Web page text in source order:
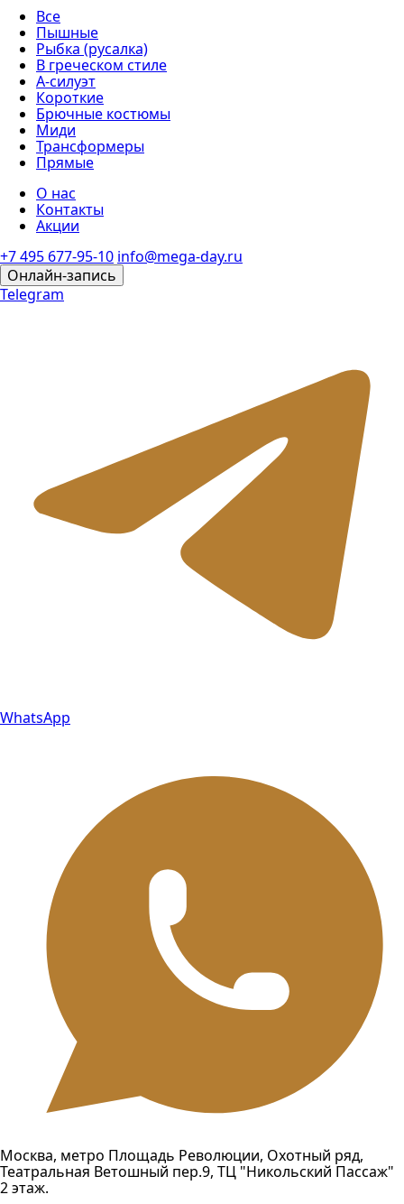
Все
Пышные
Рыбка (русалка)
В греческом стиле
А-силуэт
Короткие
Брючные костюмы
Миди
Трансформеры
Прямые
О нас
Контакты
Акции
+7 495 677-95-10 info@mega-day.ru
Онлайн-запись
Telegram
WhatsApp
Москва, метро Площадь Революции, Охотный ряд,
Театральная Ветошный пер.9, ТЦ "Никольский Пассаж"
2 этаж.